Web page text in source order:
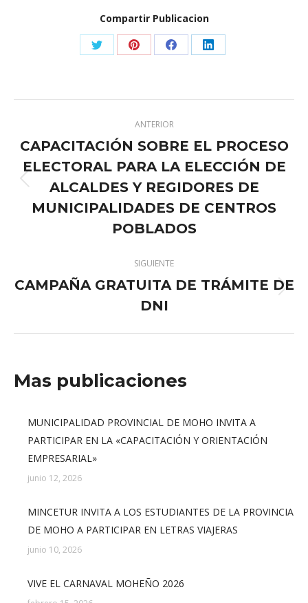
Compartir Publicacion
Share
X
Share
Pinterest
Share
Facebook
Share
LinkedIn
entre
publicaciones
ANTERIOR
Publicación
anterior:
CAPACITACIÓN SOBRE EL PROCESO
ELECTORAL PARA LA ELECCIÓN DE
ALCALDES Y REGIDORES DE
MUNICIPALIDADES DE CENTROS
POBLADOS
SIGUIENTE
Publicación
siguiente:
CAMPAÑA GRATUITA DE TRÁMITE DE
DNI
Mas publicaciones
MUNICIPALIDAD PROVINCIAL DE MOHO INVITA A
PARTICIPAR EN LA «CAPACITACIÓN Y ORIENTACIÓN
EMPRESARIAL»
junio 12, 2026
MINCETUR INVITA A LOS ESTUDIANTES DE LA PROVINCIA
DE MOHO A PARTICIPAR EN LETRAS VIAJERAS
junio 10, 2026
VIVE EL CARNAVAL MOHEÑO 2026